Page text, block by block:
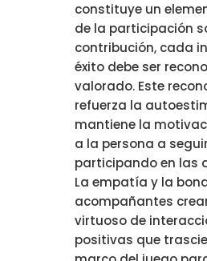
constituye un
de la participación
contribución, cada
éxito debe ser
valorado. Este
refuerza la
mantiene la
a la persona a seguir
participando en las
La empatía y la
acompañantes
virtuoso de
positivas que